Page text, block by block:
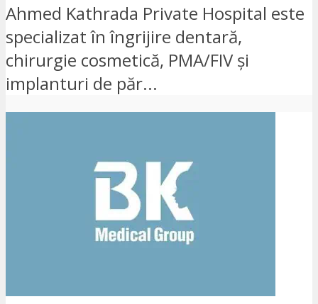
Ahmed Kathrada Private Hospital este
specializat în îngrijire dentară,
chirurgie cosmetică, PMA/FIV și
implanturi de păr...